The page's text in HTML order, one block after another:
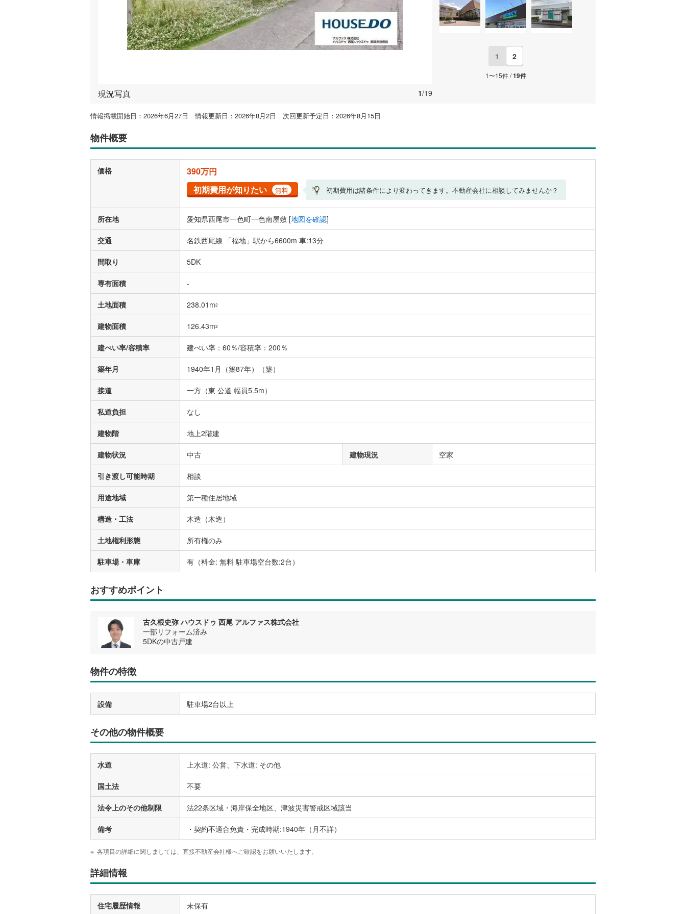
1/19
現況写真
1 2
1〜15件 /19件
情報掲載開始日：2026年6月27日 情報更新日：2026年8月2日 次回更新予定日：2026年8月15日
物件概要
価格
390万円
初期費用が知りたい
無料 初期費用は諸条件により変わってきます。不動産会社に相談してみませんか？
所在地 愛知県西尾市一色町一色南屋敷 [地図を確認]
交通 名鉄西尾線 「福地」駅から6600m 車:13分
間取り 5DK
専有面積 -
土地面積 238.01m2
建物面積 126.43m2
建ぺい率/容積率 建ぺい率：60％/容積率：200％
築年月 1940年1月（築87年）（築）
接道 一方（東 公道 幅員5.5m）
私道負担 なし
建物階 地上2階建
建物状況 中古 建物現況 空家
引き渡し可能時期 相談
用途地域 第一種住居地域
構造・工法 木造（木造）
土地権利形態 所有権のみ
駐車場・車庫 有（料金: 無料 駐車場空台数:2台）
おすすめポイント
古久根史弥 ハウスドゥ 西尾 アルファス株式会社
一部リフォーム済み
5DKの中古戸建
物件の特徴
設備 駐車場2台以上
その他の物件概要
水道 上水道: 公営、下水道: その他
国土法 不要
法令上のその他制限 法22条区域・海岸保全地区、津波災害警戒区域該当
備考 ・契約不適合免責・完成時期:1940年（月不詳）
各項目の詳細に関しましては、直接不動産会社様へご確認をお願いいたします。
詳細情報
住宅履歴情報 未保有